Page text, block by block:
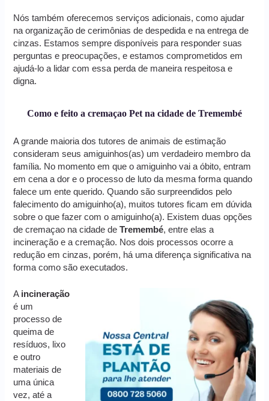
Nós também oferecemos serviços adicionais, como ajudar
na organização de cerimônias de despedida e na entrega de
cinzas. Estamos sempre disponíveis para responder suas
perguntas e preocupações, e estamos comprometidos em
ajudá-lo a lidar com essa perda de maneira respeitosa e
digna.
Como e feito a cremaçao Pet na cidade de Tremembé
A grande maioria dos tutores de animais de estimação
consideram seus amiguinhos(as) um verdadeiro membro da
família. No momento em que o amiguinho vai a óbito, entram
em cena a dor e o processo de luto da mesma forma quando
falece um ente querido. Quando são surpreendidos pelo
falecimento do amiguinho(a), muitos tutores ficam em dúvida
sobre o que fazer com o amiguinho(a). Existem duas opções
de cremaçao na cidade deTremembé, entre elas a
incineração e a cremação. Nos dois processos ocorre a
redução em cinzas, porém, há uma diferença significativa na
forma como são executados.
A incineração
é um
processo de
queima de
resíduos, lixo
e outro
materiais de
uma única
vez, até a